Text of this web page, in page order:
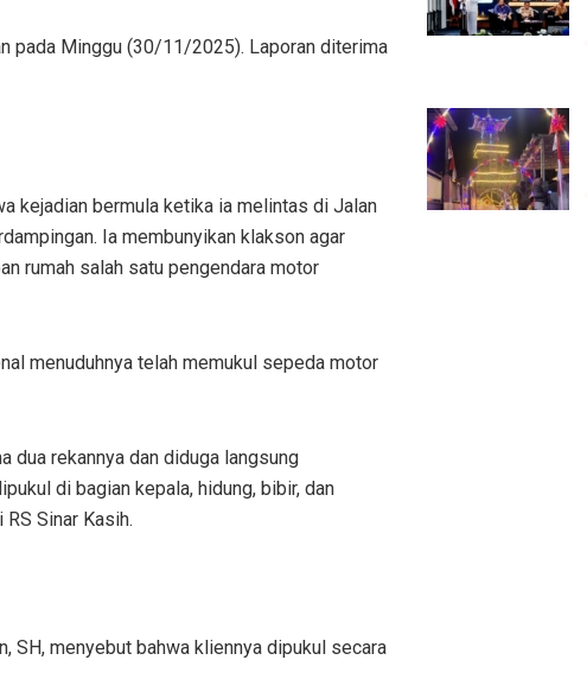
pada Minggu (30/11/2025). Laporan diterima
kejadian bermula ketika ia melintas di Jalan
Ia membunyikan klakson agar
rumah salah satu pengendara motor
menuduhnya telah memukul sepeda motor
dua rekannya dan diduga langsung
di bagian kepala, hidung, bibir, dan
Sinar Kasih.
SH, menyebut bahwa kliennya dipukul secara